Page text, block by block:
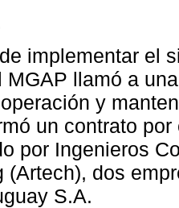
implementar el
MGAP llamó a
y
un contrato
por Ingenieros
(Artech), dos
S.A.